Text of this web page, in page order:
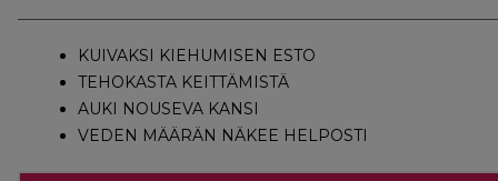
KUIVAKSI KIEHUMISEN ESTO
TEHOKASTA KEITTÄMISTÄ
AUKI NOUSEVA KANSI
VEDEN MÄÄRÄN NÄKEE HELPOSTI